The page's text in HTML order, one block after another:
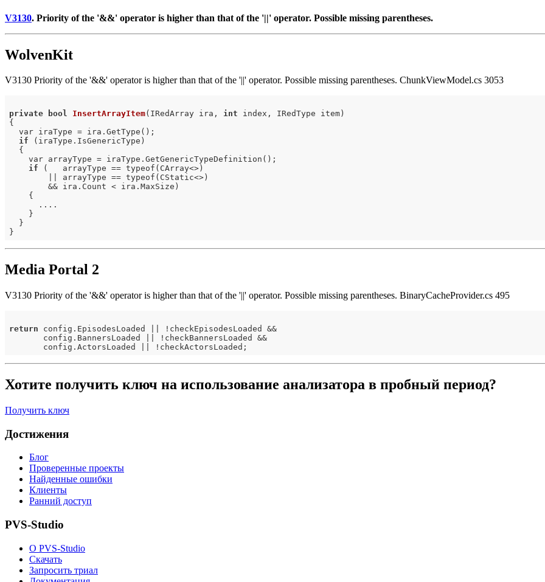
V3130. Priority of the '&&' operator is higher than that of the '||' operator. Possible missing parentheses.
WolvenKit
V3130 Priority of the '&&' operator is higher than that of the '||' operator. Possible missing parentheses. ChunkViewModel.cs 3053
private bool InsertArrayItem(IRedArray ira, int index, IRedType item)
{
  var iraType = ira.GetType();
if (iraType.IsGenericType)
  {
    var arrayType = iraType.GetGenericTypeDefinition();
if (   arrayType == typeof(CArray<>)
        || arrayType == typeof(CStatic<>)
        && ira.Count < ira.MaxSize)
    {
      ....
    }
  }
Media Portal 2
V3130 Priority of the '&&' operator is higher than that of the '||' operator. Possible missing parentheses. BinaryCacheProvider.cs 495
return config.EpisodesLoaded || !checkEpisodesLoaded &&
       config.BannersLoaded || !checkBannersLoaded &&
Хотите получить ключ на использование анализатора в пробный период?
Получить ключ
Достижения
Блог
Проверенные проекты
Найденные ошибки
Клиенты
Ранний доступ
PVS-Studio
О PVS-Studio
Скачать
Запросить триал